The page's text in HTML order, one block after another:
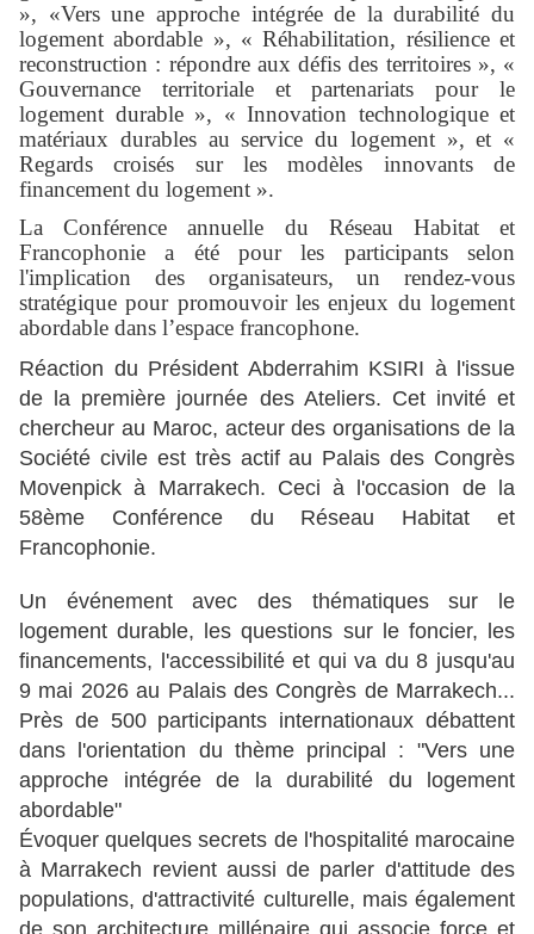
», «Vers une approche intégrée de la durabilité du
logement abordable », « Réhabilitation, résilience et
reconstruction : répondre aux défis des territoires », «
Gouvernance territoriale et partenariats pour le
logement durable », « Innovation technologique et
matériaux durables au service du logement », et «
Regards croisés sur les modèles innovants de
financement du logement ».
La Conférence annuelle du Réseau Habitat et
Francophonie a été pour les participants selon
l'implication des organisateurs, un rendez-vous
stratégique pour promouvoir les enjeux du logement
abordable dans l’espace francophone.
Réaction du Président Abderrahim KSIRI à l'issue
de la première journée des Ateliers. Cet invité et
chercheur au Maroc, acteur des organisations de la
Société civile est très actif au Palais des Congrès
Movenpick à Marrakech. Ceci à l'occasion de la
58ème Conférence du Réseau Habitat et
Francophonie.
Un événement avec des thématiques sur le
logement durable, les questions sur le foncier, les
financements, l'accessibilité et qui va du 8 jusqu'au
9 mai 2026 au Palais des Congrès de Marrakech...
Près de 500 participants internationaux débattent
dans l'orientation du thème principal : "Vers une
approche intégrée de la durabilité du logement
abordable"
Évoquer quelques secrets de l'hospitalité marocaine
à Marrakech revient aussi de parler d'attitude des
populations, d'attractivité culturelle, mais également